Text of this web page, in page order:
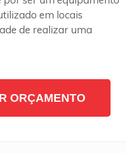
em locais
de realizar uma
ORÇAMENTO